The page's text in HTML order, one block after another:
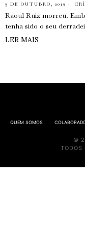
3 DE OUTUBRO, 2012
Raoul Ruiz morreu.
tenha sido o seu
LER MAIS
QUEM SOMOS
©
TODOS